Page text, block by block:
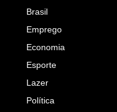
Brasil
Emprego
Economia
Esporte
Lazer
Política